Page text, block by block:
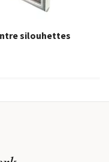
silouhettes